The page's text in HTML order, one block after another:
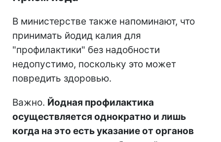
В министерстве также напоминают, что
принимать йодид калия для
"профилактики" без надобности
недопустимо, поскольку это может
повредить здоровью.
Важно. Йодная профилактика
осуществляется однократно и лишь
когда на это есть указание от органов